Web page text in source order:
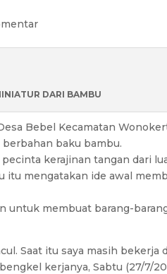
DARI BAMBU
Bebel Kecamatan
baku bambu.
kerajinan tangan dari
itu mengatakan ide awal
untuk membuat barang-
Saat itu saya masih bekerja
kerjanya, Sabtu (27/7/